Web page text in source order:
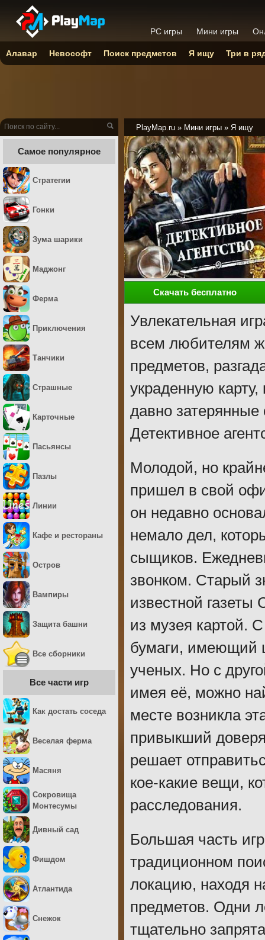
PlayMap.ru » Мини игры » Я ищу
Скачать бесплатно
Увлекательная
всем любителям
предметов,
украденную
давно
Детективное
Молодой, но
пришел в свой
он недавно
немало дел,
сыщиков.
звонком. Старый
известной
из музея картой.
бумаги, имеющий
ученых. Но с
имея её, можно
месте возникла
привыкший
решает
кое-какие вещи,
расследования.
Большая часть
традиционном
локацию, находя
предметов. Одни
тщательно
Самое популярное
Стратегии
Гонки
Зума шарики
Маджонг
Ферма
Приключения
Танчики
Страшные
Карточные
Пасьянсы
Пазлы
Линии
Кафе и рестораны
Остров
Вампиры
Защита башни
Все сборники
Все части игр
Как достать соседа
Веселая ферма
Масяня
Сокровища
Монтесумы
Дивный сад
Фишдом
Атлантида
Снежок
PC игры Мини игры
Алавар Невософт Поиск предметов Я ищу Три в